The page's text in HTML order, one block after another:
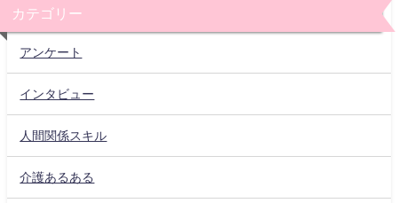
カテゴリー
アンケート
インタビュー
人間関係スキル
介護あるある